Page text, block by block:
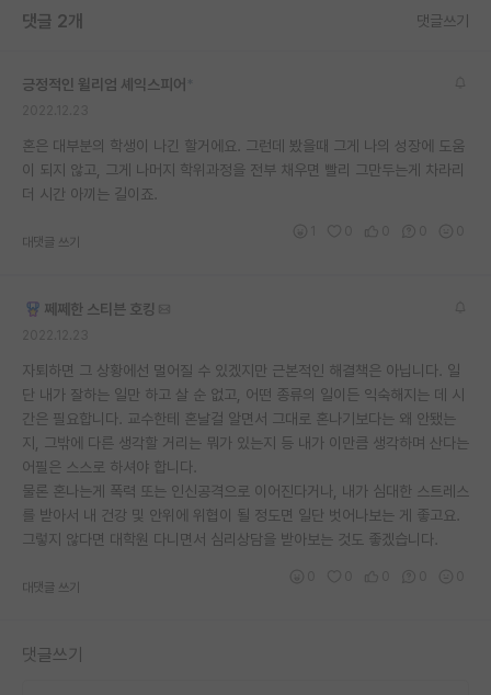
댓글 2개 댓글쓰기
긍정적인 윌리엄 셰익스피어
혼은 대부분의 학생이 나긴 할거에요. 그런데 봤을때 그게 나의 성장에 도움
이 되지 않고, 그게 나머지 학위과정을 전부 채우면 빨리 그만두는게 차라리
더 시간 아끼는 길이죠.
대댓글 쓰기
쩨쩨한 스티븐 호킹
자퇴하면 그 상황에선 멀어질 수 있겠지만 근본적인 해결책은 아닙니다. 일
단 내가 잘하는 일만 하고 살 순 없고, 어떤 종류의 일이든 익숙해지는 데 시
간은 필요합니다. 교수한테 혼날걸 알면서 그대로 혼나기보다는 왜 안됐는
지, 그밖에 다른 생각할 거리는 뭐가 있는지 등 내가 이만큼 생각하며 산다는
어필은 스스로 하셔야 합니다.
물론 혼나는게 폭력 또는 인신공격으로 이어진다거나, 내가 심대한 스트레스
를 받아서 내 건강 및 안위에 위협이 될 정도면 일단 벗어나보는 게 좋고요.
그렇지 않다면 대학원 다니면서 심리상담을 받아보는 것도 좋겠습니다.
대댓글 쓰기
댓글쓰기